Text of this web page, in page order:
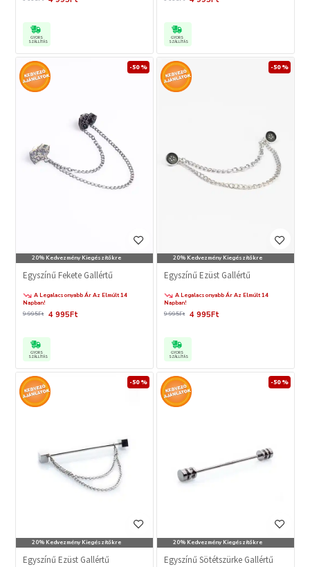
GYORS
SZÁLLÍTÁS
GYORS
SZÁLLÍTÁS
20% Kedvezmény Kiegészítőkre
-50 %
Egyszínű Fekete Gallértű
A Legalacsonyabb Ár Az Elmúlt 14
Napban!
4 995Ft
9 995Ft
GYORS
SZÁLLÍTÁS
20% Kedvezmény Kiegészítőkre
-50 %
Egyszínű Ezüst Gallértű
A Legalacsonyabb Ár Az Elmúlt 14
Napban!
4 995Ft
9 995Ft
GYORS
SZÁLLÍTÁS
20% Kedvezmény Kiegészítőkre
-50 %
Egyszínű Ezüst Gallértű
20% Kedvezmény Kiegészítőkre
-50 %
Egyszínű Sötétszürke Gallértű